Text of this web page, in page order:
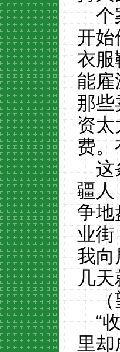
个
开始
衣服
能雇
那些
资太
费。
这
疆人
争地
业街
我向
几天
（
“
里却